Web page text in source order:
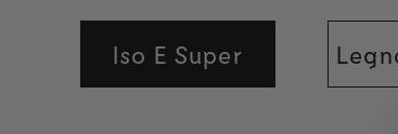
Iso E Super